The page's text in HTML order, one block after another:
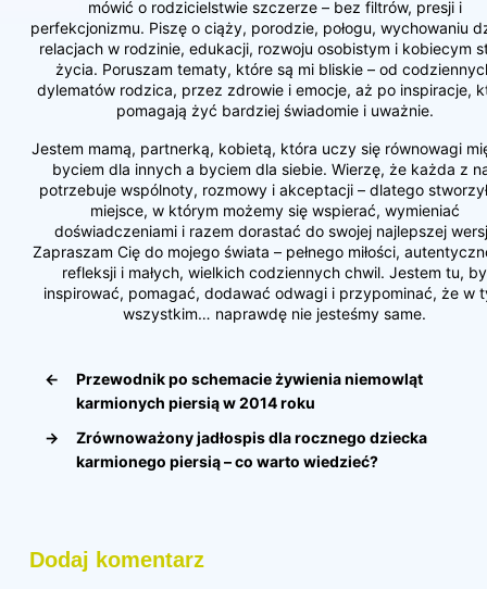
mówić o rodzicielstwie szczerze – bez filtrów, presji i
perfekcjonizmu. Piszę o ciąży, porodzie, połogu, wychowaniu
relacjach w rodzinie, edukacji, rozwoju osobistym i kobiecym
życia. Poruszam tematy, które są mi bliskie – od
dylematów rodzica, przez zdrowie i emocje, aż po inspiracje,
pomagają żyć bardziej świadomie i uważnie.
Jestem mamą, partnerką, kobietą, która uczy się równowagi
byciem dla innych a byciem dla siebie. Wierzę, że każda z
potrzebuje wspólnoty, rozmowy i akceptacji – dlatego
miejsce, w którym możemy się wspierać, wymieniać
doświadczeniami i razem dorastać do swojej najlepszej
Zapraszam Cię do mojego świata – pełnego miłości,
refleksji i małych, wielkich codziennych chwil. Jestem tu, by
inspirować, pomagać, dodawać odwagi i przypominać, że w
wszystkim… naprawdę nie jesteśmy same.
←
Przewodnik po schemacie żywienia niemowląt
karmionych piersią w 2014 roku
→
Zrównoważony jadłospis dla rocznego dziecka
karmionego piersią – co warto wiedzieć?
Dodaj komentarz